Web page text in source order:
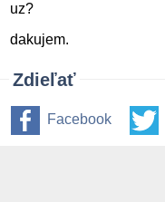
uz?
dakujem.
Zdieľať
Facebook